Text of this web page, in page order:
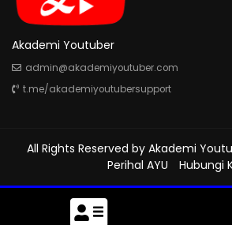
Akademi Youtuber
admin@akademiyoutuber.com
t.me/akademiyoutubersupport
All Rights Reserved by Akademi
Perihal AYU
Hubungi